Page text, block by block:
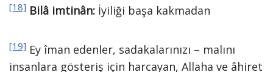
[18] Bilâ imtinân: İyiliği başa kakmadan
[19] Ey îman edenler, sadakalarınızı – malını
insanlara gösteriş için harcayan, Allaha ve âhiret